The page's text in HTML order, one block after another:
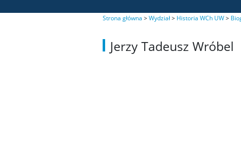
Strona główna >Wydział> Historia WCh UW>
Jerzy Tadeusz Wróbel